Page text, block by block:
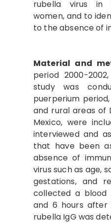
rubella virus in
women, and to
to the absence of
Material and
period 2000-
study was
puerperium
and rural areas of
Mexico, were
interviewed and
that have been
absence of
virus such as age,
gestations, and
collected a blood
and 6 hours after
rubella IgG was